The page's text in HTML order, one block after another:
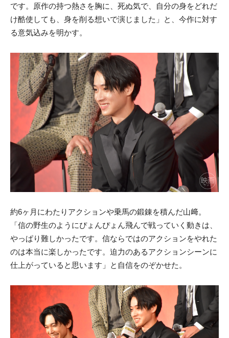
です。原作の持つ熱さを胸に、死ぬ気で、自分の身をどれだ
け酷使しても、身を削る想いで演じました」と、今作に対す
る意気込みを明かす。
約6ヶ月にわたりアクションや乗馬の鍛錬を積んだ山﨑。
「信の野生のようにぴょんぴょん飛んで戦っていく動きは、
やっぱり難しかったです。信ならではのアクションをやれた
のは本当に楽しかったです。迫力のあるアクションシーンに
仕上がっていると思います」と自信をのぞかせた。